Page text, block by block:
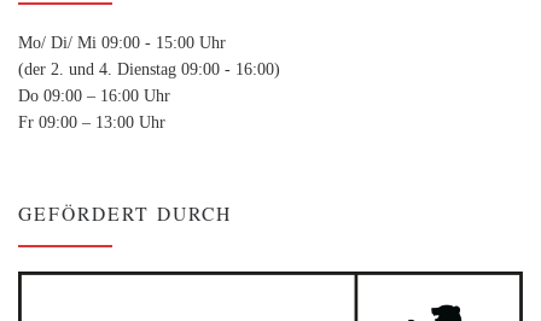
Mo/ Di/ Mi 09:00 - 15:00 Uhr
(der 2. und 4. Dienstag 09:00 - 16:00)
Do 09:00 – 16:00 Uhr
Fr 09:00 – 13:00 Uhr
GEFÖRDERT DURCH